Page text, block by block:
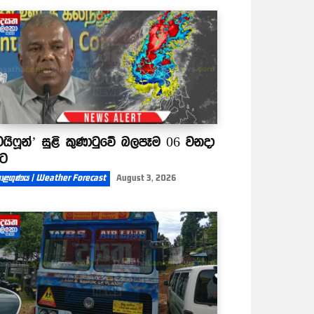
සුළි කුණාටුවේ බලපෑම 06 වනදා
| Weather Forecast August 3, 2026